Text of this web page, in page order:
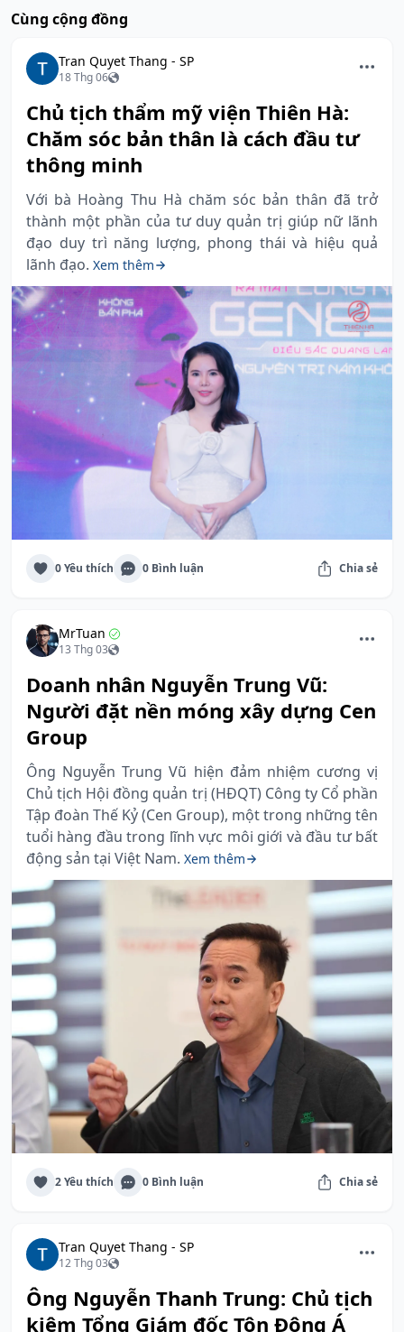
Cùng cộng đồng
Tran Quyet Thang - SP
18 Thg 06
Chủ tịch thẩm mỹ viện Thiên Hà:
Chăm sóc bản thân là cách đầu tư
thông minh
Với bà Hoàng Thu Hà chăm sóc bản thân đã trở
thành một phần của tư duy quản trị giúp nữ lãnh
đạo duy trì năng lượng, phong thái và hiệu quả
lãnh đạo. Xem thêm
0 Yêu thích 0 Bình luận Chia sẻ
MrTuan
13 Thg 03
Doanh nhân Nguyễn Trung Vũ:
Người đặt nền móng xây dựng Cen
Group
Ông Nguyễn Trung Vũ hiện đảm nhiệm cương vị
Chủ tịch Hội đồng quản trị (HĐQT) Công ty Cổ phần
Tập đoàn Thế Kỷ (Cen Group), một trong những tên
tuổi hàng đầu trong lĩnh vực môi giới và đầu tư bất
động sản tại Việt Nam. Xem thêm
2 Yêu thích 0 Bình luận Chia sẻ
Tran Quyet Thang - SP
12 Thg 03
Ông Nguyễn Thanh Trung: Chủ tịch
kiêm Tổng Giám đốc Tôn Đông Á